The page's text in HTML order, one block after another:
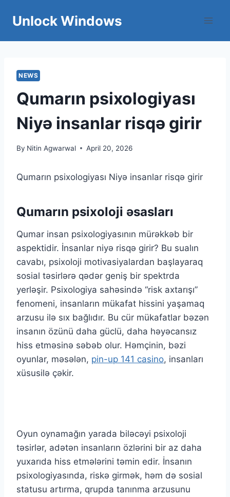
Unlock Windows
NEWS
Qumarın psixologiyası
Niyə insanlar risqə girir
By Nitin Agwarwal April 20, 2026
Qumarın psixologiyası Niyə insanlar risqə girir
Qumarın psixoloji əsasları
Qumar insan psixologiyasının mürəkkəb bir
aspektidir. İnsanlar niyə risqə girir? Bu sualın
cavabı, psixoloji motivasiyalardan başlayaraq
sosial təsirlərə qədər geniş bir spektrda
yerləşir. Psixologiya sahəsində “risk axtarışı”
fenomeni, insanların mükafat hissini yaşamaq
arzusu ilə sıx bağlıdır. Bu cür mükafatlar bəzən
insanın özünü daha güclü, daha həyəcansız
hiss etməsinə səbəb olur. Həmçinin, bəzi
oyunlar, məsələn, pin-up 141 casino, insanları
xüsusilə çəkir.
Oyun oynamağın yarada biləcəyi psixoloji
təsirlər, adətən insanların özlərini bir az daha
yuxarıda hiss etmələrini təmin edir. İnsanın
psixologiyasında, riskə girmək, həm də sosial
statusu artırma, qrupda tanınma arzusunu